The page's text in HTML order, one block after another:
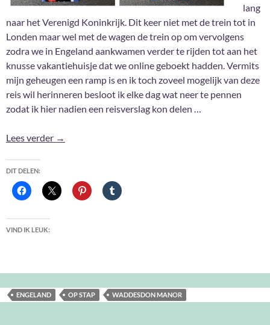
lang
naar het Verenigd Koninkrijk. Dit keer niet met de trein tot in
Londen maar wel met de wagen de trein op om vervolgens
zodra we in Engeland aankwamen verder te rijden tot aan het
knusse vakantiehuisje dat we online geboekt hadden. Vermits
mijn geheugen een ramp is en ik toch zoveel mogelijk van deze
reis wil herinneren besloot ik elke dag wat neer te pennen
zodat ik hier nadien een reisverslag kon delen …
Lees verder Ik ging nog eens naar Engeland …
→
DIT DELEN:
VIND IK LEUK:
ENGELAND OP STAP WADDESDON MANOR